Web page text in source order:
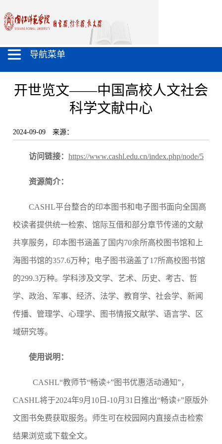
导航菜单
开世览文——中国高校人文社会
科学文献中心
2024-09-09 来源：
访问链接： https://www.cashl.edu.cn/index.php/node/5
资源简介：
CASHL平台整合的印本图书和电子图书面向全国高
校读者提供统一检索、馆际互借和部分章节传递的文献
共享服务，印本图书涵盖了国内70余所高校图书馆和上
海图书馆的357.6万种；电子图书涵盖了17所高校图书馆
的299.3万种。学科涉及文学、艺术、历史、考古、哲
学、政治、军事、经济、法学、教育学、社会学、新闻
传播、管理学、心理学、图书情报文献学、语言学、区
域研究等。
使用说明：
CASHL“教师节“畅读+”图书优惠活动通知”，
CASHL将于2024年9月 10 日 -10月 31 日推出“畅读+”原版外
文图书免费获取服务。 师生可在校园网内直接点击检索
结果浏览或下载全文。